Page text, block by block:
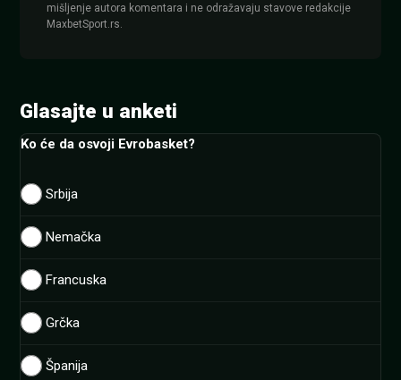
mišljenje autora komentara i ne odražavaju stavove redakcije
MaxbetSport.rs.
Glasajte u anketi
Ko će da osvoji Evrobasket?
Srbija
Nemačka
Francuska
Grčka
Španija